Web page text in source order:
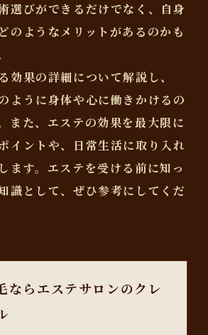
選びができるだけでなく、自身
のようなメリットがあるのかも
効果の詳細について解説し、
ように身体や心に働きかけるの
また、エステの効果を最大限に
イントや、日常生活に取り入れ
ます。エステを受ける前に知っ
識として、ぜひ参考にしてくだ
ならエステサロンのクレ